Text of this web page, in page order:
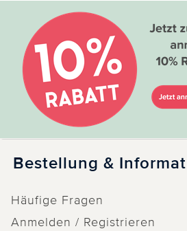
Bestellung &
Häufige Fragen
Anmelden / Registrieren